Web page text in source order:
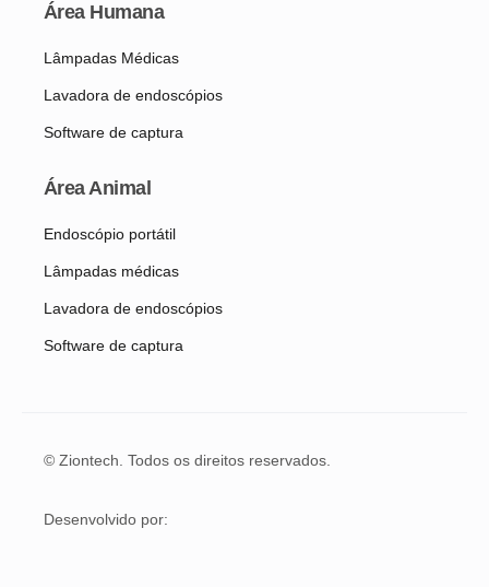
Área Humana
Lâmpadas Médicas
Lavadora de endoscópios
Software de captura
Área Animal
Endoscópio portátil
Lâmpadas médicas
Lavadora de endoscópios
Software de captura
© Ziontech. Todos os direitos reservados.
Desenvolvido por: